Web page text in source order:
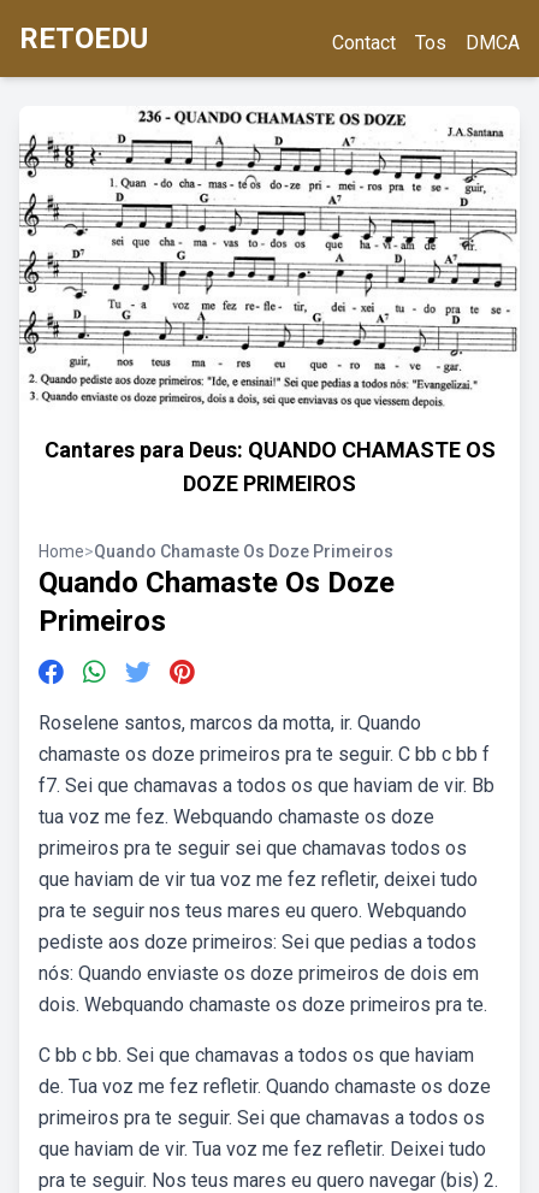
RETOEDU Contact Tos DMCA
Cantares para Deus: QUANDO CHAMASTE OS
DOZE PRIMEIROS
Home>Quando Chamaste Os Doze Primeiros
Quando Chamaste Os Doze
Primeiros
Roselene santos, marcos da motta, ir. Quando
chamaste os doze primeiros pra te seguir. C bb c bb f
f7. Sei que chamavas a todos os que haviam de vir. Bb
tua voz me fez. Webquando chamaste os doze
primeiros pra te seguir sei que chamavas todos os
que haviam de vir tua voz me fez refletir, deixei tudo
pra te seguir nos teus mares eu quero. Webquando
pediste aos doze primeiros: Sei que pedias a todos
nós: Quando enviaste os doze primeiros de dois em
dois. Webquando chamaste os doze primeiros pra te.
C bb c bb. Sei que chamavas a todos os que haviam
de. Tua voz me fez refletir. Quando chamaste os doze
primeiros pra te seguir. Sei que chamavas a todos os
que haviam de vir. Tua voz me fez refletir. Deixei tudo
pra te seguir. Nos teus mares eu quero navegar (bis) 2.